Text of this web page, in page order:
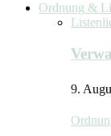
Ordnung &
9.